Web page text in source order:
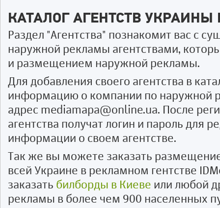
КАТАЛОГ АГЕНТСТВ
Раздел "Агентства" познакомит вас с
наружной рекламы агентствами,
и размещением наружной рекламы.
Для добавления своего агентства в
информацию о компании по наружной
адрес mediamapa@online.ua. После
агентства получат логин и пароль для
информации о своем агентстве.
Так же вы можете заказать
всей Украине в рекламном гентстве
заказать билборды в Киеве или любой
рекламы в более чем 900 населенных